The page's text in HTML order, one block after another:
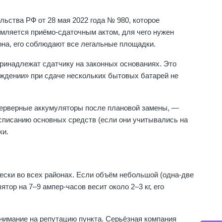
РФ от 28 мая 2022 года № 980, которое
приёмо-сдаточным актом, для чего нужен
его соблюдают все легальные площадки.
сдатчику на законных основаниях. Это
при сдаче нескольких бытовых батарей не
аккумуляторы после плановой замены, —
основных средств (если они учитывались на
во всех районах. Если объём небольшой (одна-две
на 7–9 ампер-часов весит около 2–3 кг, его
на репутацию пункта. Серьёзная компания